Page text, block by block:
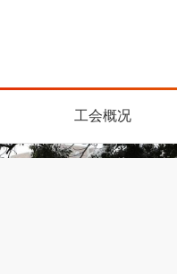
工会概况